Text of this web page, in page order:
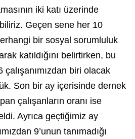
iki katı üzerinde
Geçen sene her 10
bir sosyal sorumluluk
katıldığını belirtirken, bu
biri olacak
Son bir ay içerisinde dernek
çalışanların oranı ise
Ayrıca geçtiğimiz ay
9’unun tanımadığı